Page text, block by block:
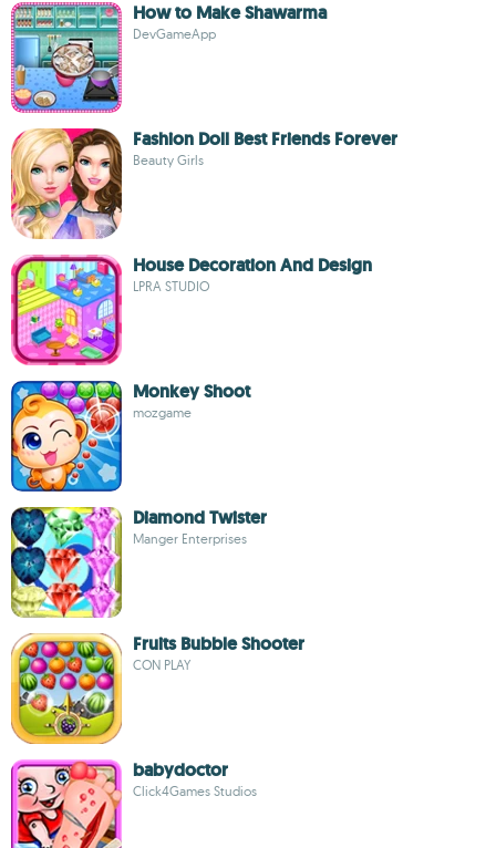
How to Make Shawarma
DevGameApp
Fashion Doll Best Friends Forever
Beauty Girls
House Decoration And Design
LPRA STUDIO
Monkey Shoot
mozgame
Diamond Twister
Manger Enterprises
Fruits Bubble Shooter
CON PLAY
babydoctor
Click4Games Studios